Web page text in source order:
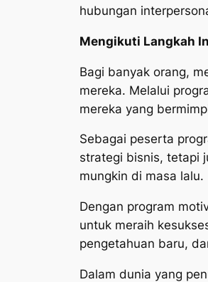
hubungan
Mengikuti Langkah
Bagi banyak orang,
mereka. Melalui
mereka yang
Sebagai peserta
strategi bisnis, tetapi
mungkin di masa lalu.
Dengan program
untuk meraih
pengetahuan baru,
Dalam dunia yang